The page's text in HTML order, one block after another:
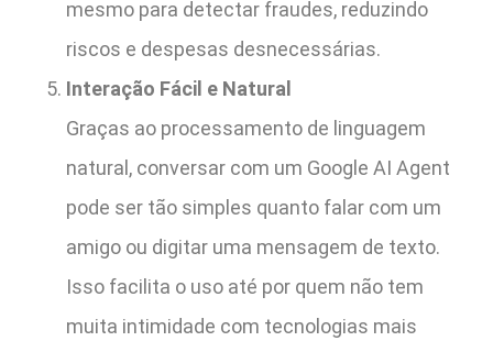
mesmo para detectar fraudes, reduzindo
riscos e despesas desnecessárias.
Interação Fácil e Natural
Graças ao processamento de linguagem
natural, conversar com um Google AI Agent
pode ser tão simples quanto falar com um
amigo ou digitar uma mensagem de texto.
Isso facilita o uso até por quem não tem
muita intimidade com tecnologias mais